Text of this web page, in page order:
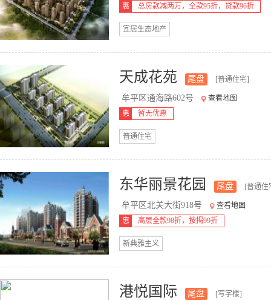
惠 总房款减两万，全款95折，贷款96折
宜居生态地产
天成花苑 尾盘 [普通住宅]
牟平区通海路602号
查看地图
惠
暂无优惠
普通住宅
东华丽景花园 尾盘 [普通住
牟平区北关大街918号
查看地图
惠
高层全款98折，按揭99折
新典雅主义
港悦国际 尾盘 [写字楼]